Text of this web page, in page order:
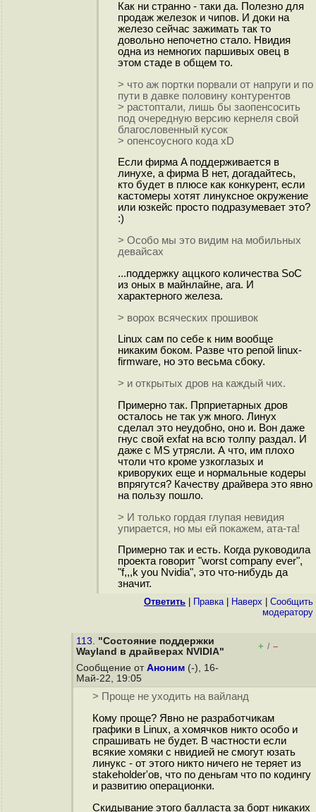
Как ни странно - таки да. Полезно для
продаж железок и чипов. И доки на
железо сейчас зажимать так то
довольно непочетно стало. Нвидия
одна из немногих паршивых овец в
этом стаде в общем то.
> что аж портки порвали от напруги и по
пути в давке половину контурентов
> растоптали, лишь бы заопенсосить
под очередную версию кернеля свой
благословенный кусок
> опенсоусного кода xD
Если фирма A поддерживается в
линухе, а фирма B нет, догадайтесь,
кто будет в плюсе как конкурент, если
кастомеры хотят линуксное окружение
или юзкейс просто подразумевает это?
:)
> Особо мы это видим на мобильных
девайсах
...поддержку аццкого количества SoC
из оных в майнлайне, ага. И
характерного железа.
> ворох всяческих прошивок
Linux сам по себе к ним вообще
никаким боком. Разве что репой linux-
firmware, но это весьма сбоку.
> и открытых дров на каждый чих.
Примерно так. Прприетарных дров
осталось не так уж много. Линух
сделал это неудобно, оно и. Вон даже
гнус свой exfat на всю толпу раздал. И
даже с MS утрясли. А что, им плохо
чтоли что кроме узкоглазых и
криворуких еще и нормальные кодеры
впрягутся? Качеству драйвера это явно
на пользу пошло.
> И только гордая глупая невидия
упирается, но мы ей покажем, ата-та!
Примерно так и есть. Когда руководила
проекта говорит "worst company ever",
"f,,,k you Nvidia", это что-нибудь да
значит.
Ответить Правка| Наверх
Cообщить
модератору
113. "Состояние поддержки
Wayland в драйверах NVIDIA"
+ / –
Сообщение от Аноним (-), 16-
Май-22, 19:05
> Проще не уходить на вайланд
Кому проще? Явно не разработчикам
графики в Linux, а хомячков никто особо и
спрашивать не будет. В частности если
всякие хомяки с нвидией не смогут юзать
линукс - от этого никто ничего не теряет из
stakeholder'ов, что по деньгам что по кодингу
и развитию операционки.
Скидывание этого балласта за борт никаких